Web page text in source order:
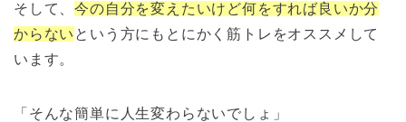
そして、今の自分を変えたいけど何をすれば良いか分
からない という方にもとにかく筋トレをオススメして
います。
「そんな簡単に人生変わらないでしょ」